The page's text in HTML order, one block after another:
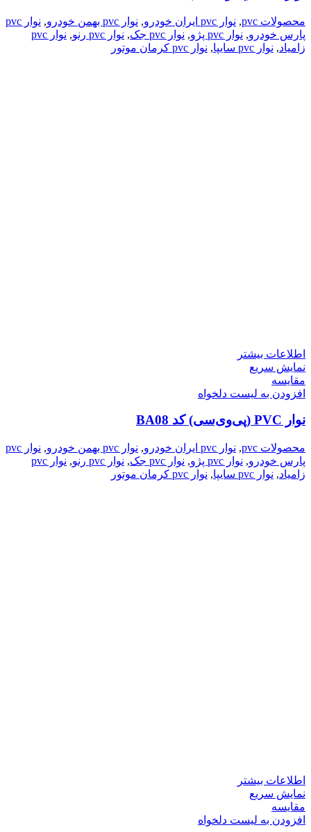
محصولات pvc , نوار pvc ایران خودرو , نوار pvc بهمن خودرو ,
نوار pvc
پارس خودرو, نوار pvc پژو , نوار pvc جک , نوار pvc رنو ,
نوار pvc
زامیاد, نوار pvc سایپا , نوار pvc کرمان موتور
اطلاعات بیشتر
نمایش سریع
مقایسه
افزودن به لیست دلخواه
نوار PVC (پی‌وی‌سی) کد BA08
محصولات pvc , نوار pvc ایران خودرو , نوار pvc بهمن خودرو ,
نوار pvc
پارس خودرو, نوار pvc پژو , نوار pvc جک , نوار pvc رنو ,
نوار pvc
زامیاد, نوار pvc سایپا , نوار pvc کرمان موتور
اطلاعات بیشتر
نمایش سریع
مقایسه
افزودن به لیست دلخواه